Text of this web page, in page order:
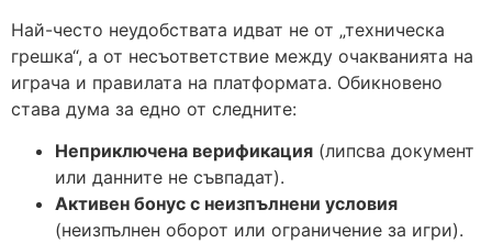
Най-често неудобствата идват не от „техническа
грешка“, а от несъответствие между очакванията на
играча и правилата на платформата. Обикновено
става дума за едно от следните:
Неприключена верификация (липсва документ
или данните не съвпадат).
Активен бонус с неизпълнени условия
(неизпълнен оборот или ограничение за игри).